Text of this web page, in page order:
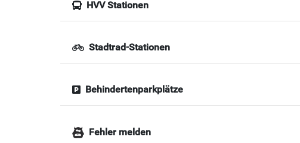
HVV Stationen
Stadtrad-Stationen
Behindertenparkplätze
Fehler melden